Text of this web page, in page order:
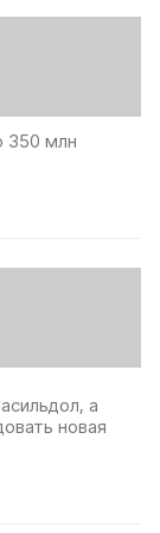
350 млн
а
новая